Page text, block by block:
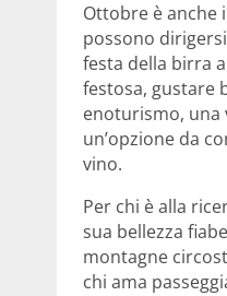
Ottobre è anche
possono
festa della birra
festosa, gustare
enoturismo, una
un’opzione da
vino.
Per chi è alla
sua bellezza
montagne
chi ama